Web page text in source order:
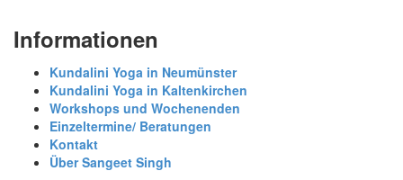
Informationen
Kundalini Yoga in Neumünster
Kundalini Yoga in Kaltenkirchen
Workshops und Wochenenden
Einzeltermine/ Beratungen
Kontakt
Über Sangeet Singh